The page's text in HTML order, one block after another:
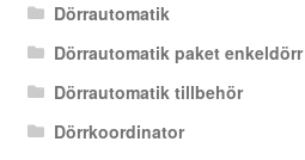
Dörrautomatik
Dörrautomatik paket enkeldörr
Dörrautomatik tillbehör
Dörrkoordinator